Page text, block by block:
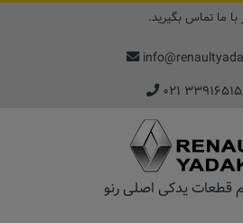
ما تماس بگیرید.
۳۳۹۱۶۵۱۵_۱۶
قطعات یدکی اصلی رنو